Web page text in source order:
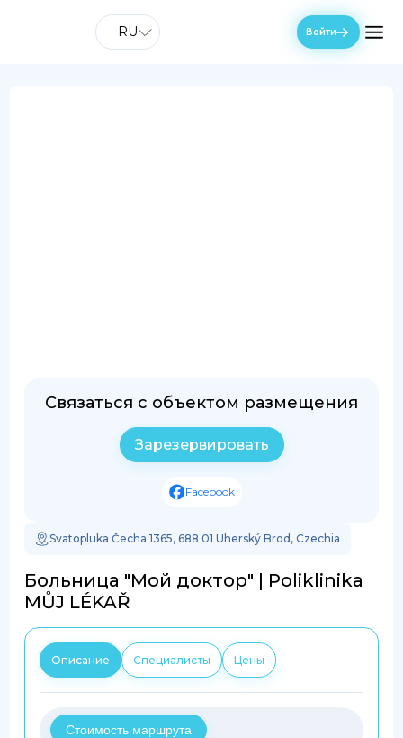
RU Войти
Связаться с объектом размещения
Зарезервировать
Facebook
Svatopluka Čecha 1365, 688 01 Uherský Brod, Czechia
Больница "Мой доктор" | Poliklinika
MŮJ LÉKAŘ
Описание Специалисты Цены
Стоимость маршрута